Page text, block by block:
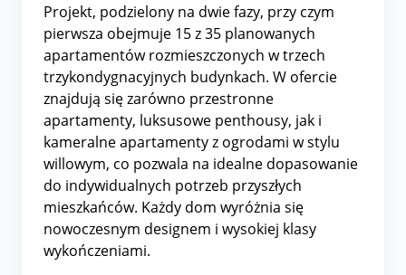
Projekt, podzielony na dwie fazy, przy czym
pierwsza obejmuje 15 z 35 planowanych
apartamentów rozmieszczonych w trzech
trzykondygnacyjnych budynkach. W ofercie
znajdują się zarówno przestronne
apartamenty, luksusowe penthousy, jak i
kameralne apartamenty z ogrodami w stylu
willowym, co pozwala na idealne dopasowanie
do indywidualnych potrzeb przyszłych
mieszkańców. Każdy dom wyróżnia się
nowoczesnym designem i wysokiej klasy
wykończeniami.